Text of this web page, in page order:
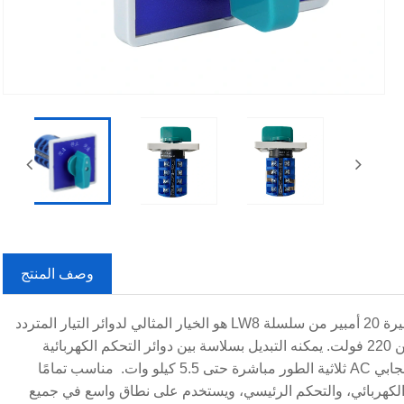
وصف المنتج
الوصي الموثوق به للأنظمة الكهربائية! يعد مفتاح الكاميرا الدوارة ذو اللوحة الكبيرة 20 أمبير من سلسلة LW8 هو الخيار المثالي لدوائر التيار المتردد
بتردد 50 هرتز بجهد أقل من 380 فولت ودوائر تيار مستمر بجهد كهربائي أقل من 220 فولت. يمكنه التبديل بسلاسة بين دوائر التحكم الكهربائية
وأدوات القياس، ويمكنه أيضًا تشغيل المحركات غير المتزامنة ذات القفص السنجابي AC ثلاثية الطور مباشرة حتى 5.5 كيلو وات. مناسب تمامًا
الكهربائي، والتحكم الرئيسي، ويستخدم على نطاق واسع في جميع